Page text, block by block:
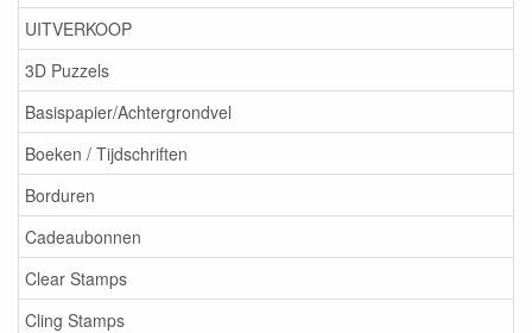
UITVERKOOP
3D Puzzels
Basispapier/Achtergrondvel
Boeken / Tijdschriften
Borduren
Cadeaubonnen
Clear Stamps
Cling Stamps